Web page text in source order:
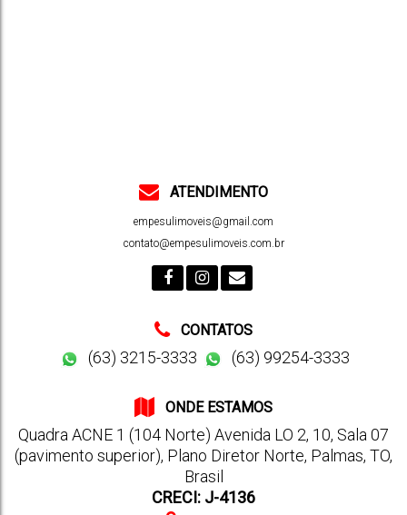
ATENDIMENTO
empesulimoveis@gmail.com
contato@empesulimoveis.com.br
CONTATOS
(63) 3215-3333 (63) 99254-3333
ONDE ESTAMOS
Quadra ACNE 1 (104 Norte) Avenida LO 2, 10, Sala 07
(pavimento superior), Plano Diretor Norte, Palmas, TO,
Brasil
CRECI: J-4136